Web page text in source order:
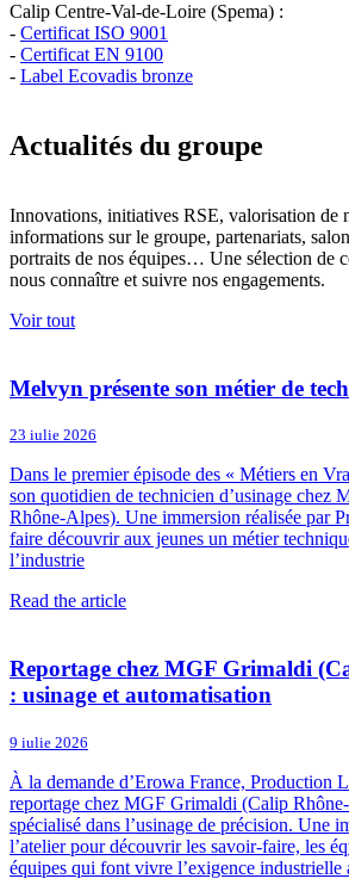
Calip Centre-Val-de-Loire (Spema) :
- Certificat ISO 9001
- Certificat EN 9100
- Label Ecovadis bronze
Actualités du groupe
Innovations, initiatives RSE, valorisation de
informations sur le groupe, partenariats,
portraits de nos équipes… Une sélection de
nous connaître et suivre nos engagements.
Voir tout
Melvyn présente son métier de
23 iulie 2026
Dans le premier épisode des « Métiers en
son quotidien de technicien d’usinage chez
Rhône-Alpes). Une immersion réalisée par
faire découvrir aux jeunes un métier
l’industrie
Read the article
Reportage chez MGF Grimaldi
: usinage et automatisation
9 iulie 2026
À la demande d’Erowa France, Production
reportage chez MGF Grimaldi (Calip
spécialisé dans l’usinage de précision. Une
l’atelier pour découvrir les savoir-faire, les
équipes qui font vivre l’exigence industrielle